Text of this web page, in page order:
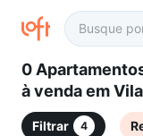
0
à venda em
Sorocaba, SP
Filtrar 4